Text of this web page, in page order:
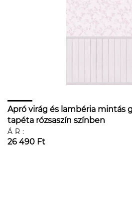
Apró virág és lambéria mintás
tapéta rózsaszín színben
ÁR:
26 490 Ft